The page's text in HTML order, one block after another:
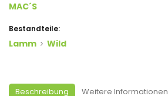
MAC´s
Bestandteile:
Lamm Wild
Beschreibung Weitere Informationen